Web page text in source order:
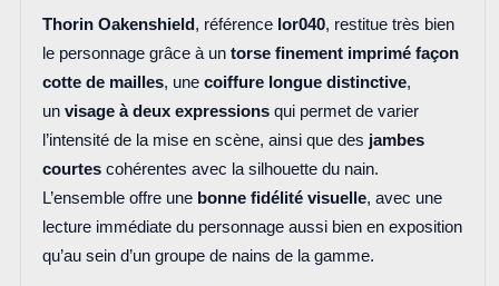
Thorin Oakenshield , référence lor040, restitue très bien
le personnage grâce à un torse finement imprimé façon
cotte de mailles, une coiffure longue distinctive,
un visage à deux expressionsqui permet de varier
l’intensité de la mise en scène, ainsi que des jambes
courtescohérentes avec la silhouette du nain.
L’ensemble offre une bonne fidélité visuelle, avec une
lecture immédiate du personnage aussi bien en exposition
qu’au sein d’un groupe de nains de la gamme.